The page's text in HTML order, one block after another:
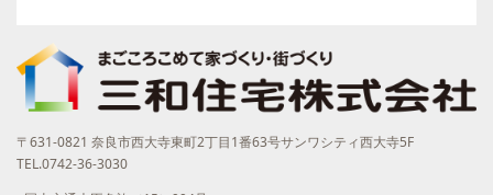
〒631-0821 奈良市西大寺東町2丁目1番63号サンワシティ西大寺5F
TEL.0742-36-3030